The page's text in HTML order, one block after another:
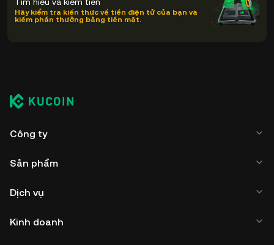
Hãy kiểm tra kiến thức về tiền điện tử của bạn và
kiếm phần thưởng bằng tiền mặt.
Công ty
Sản phẩm
Dịch vụ
Kinh doanh